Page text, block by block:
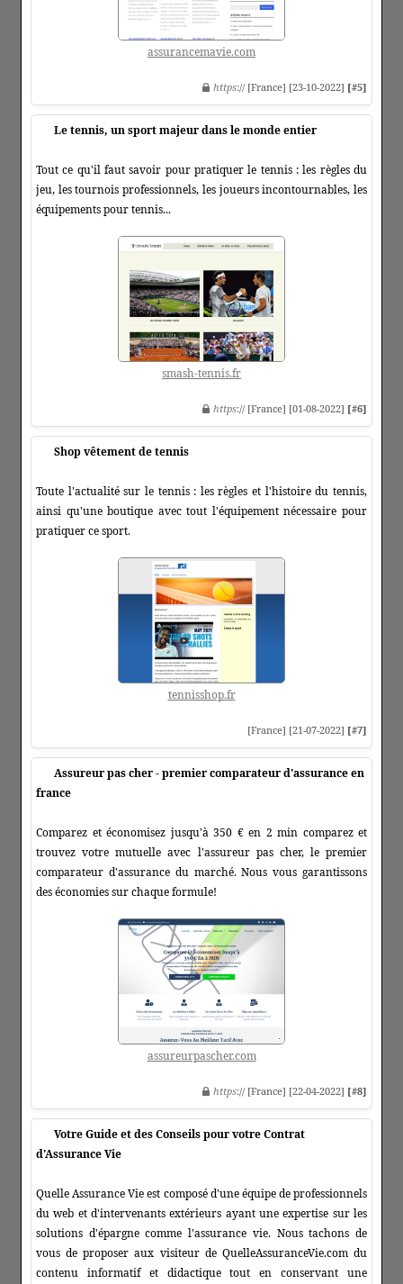
assurancemavie.com
https:// [France] [23-10-2022] [#5]
Le tennis, un sport majeur dans le monde entier
Tout ce qu'il faut savoir pour pratiquer le tennis : les règles du
jeu, les tournois professionnels, les joueurs incontournables, les
équipements pour tennis...
smash-tennis.fr
https:// [France] [01-08-2022] [#6]
Shop vêtement de tennis
Toute l'actualité sur le tennis : les règles et l'histoire du tennis,
ainsi qu'une boutique avec tout l'équipement nécessaire pour
pratiquer ce sport.
tennisshop.fr
[France] [21-07-2022] [#7]
Assureur pas cher - premier comparateur d'assurance en
france
Comparez et économisez jusqu'à 350 € en 2 min comparez et
trouvez votre mutuelle avec l'assureur pas cher, le premier
comparateur d'assurance du marché. Nous vous garantissons
des économies sur chaque formule!
assureurpascher.com
https:// [France] [22-04-2022] [#8]
Votre Guide et des Conseils pour votre Contrat
d'Assurance Vie
Quelle Assurance Vie est composé d'une équipe de professionnels
du web et d'intervenants extérieurs ayant une expertise sur les
solutions d'épargne comme l'assurance vie. Nous tachons de
vous de proposer aux visiteur de QuelleAssuranceVie.com du
contenu informatif et didactique tout en conservant une